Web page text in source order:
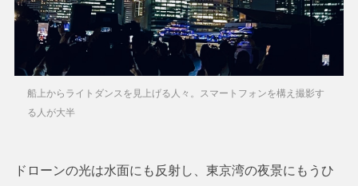
船上からライトダンスを見上げる人々。スマートフォンを構え撮影す
る人が大半
ドローンの光は水面にも反射し、東京湾の夜景にもうひ